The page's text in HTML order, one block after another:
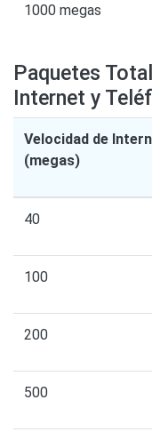
1000 megas
Paquetes
Internet y
Velocidad de
(megas)
40
100
200
500